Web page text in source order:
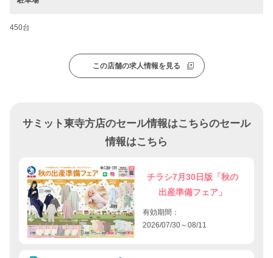
450台
この店舗の求人情報を見る
サミット東寺方店のセール情報はこちらのセール
情報はこちら
チラシ7月30日版「秋の
出産準備フェア」
有効期間：
2026/07/30～08/11